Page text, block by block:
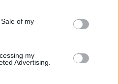
of my
my
Advertising.